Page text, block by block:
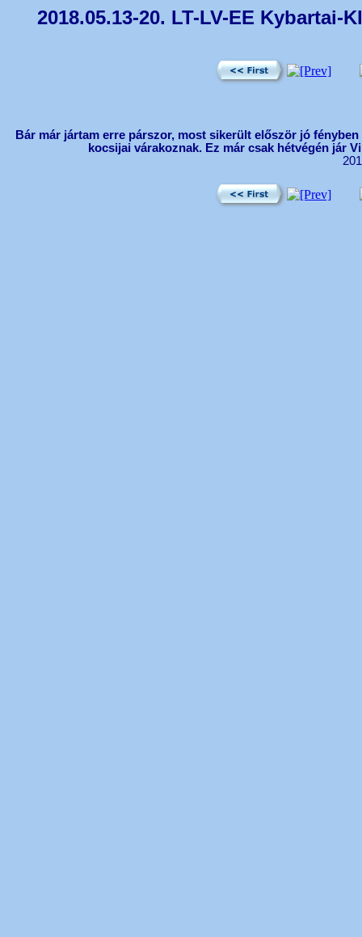
2018.05.13-20. LT-LV-EE
Bár már jártam erre párszor, most sikerült először jó
kocsijai várakoznak. Ez már csak hétvégén jár